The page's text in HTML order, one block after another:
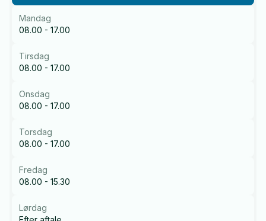
Mandag
08.00 - 17.00
Tirsdag
08.00 - 17.00
Onsdag
08.00 - 17.00
Torsdag
08.00 - 17.00
Fredag
08.00 - 15.30
Lørdag